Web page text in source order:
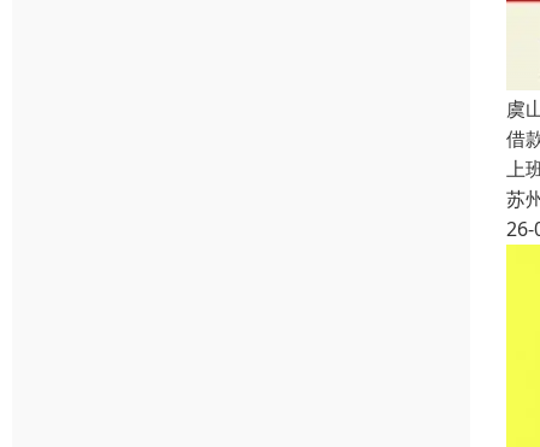
虞
借
上
苏
26-